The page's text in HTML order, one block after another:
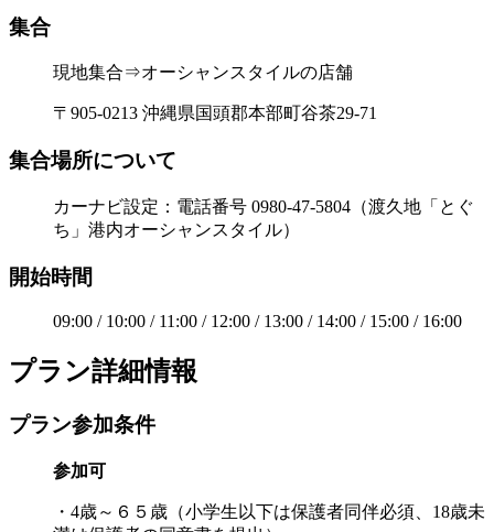
集合
現地集合⇒オーシャンスタイルの店舗
〒905-0213 沖縄県国頭郡本部町谷茶29-71
集合場所について
カーナビ設定：電話番号 0980-47-5804（渡久地「とぐ
ち」港内オーシャンスタイル）
開始時間
09:00 / 10:00 / 11:00 / 12:00 / 13:00 / 14:00 / 15:00 / 16:00
プラン詳細情報
プラン参加条件
参加可
・4歳～６５歳（小学生以下は保護者同伴必須、18歳未